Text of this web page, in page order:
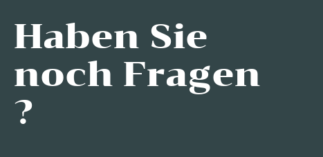
Haben Sie
noch Fragen
?